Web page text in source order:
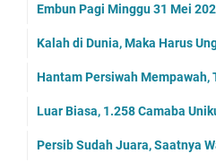
Embun Pagi Minggu 31 Mei
Kalah di Dunia, Maka Harus
Hantam Persiwah Mempawah,
Luar Biasa, 1.258 Camaba
Persib Sudah Juara, Saatnya